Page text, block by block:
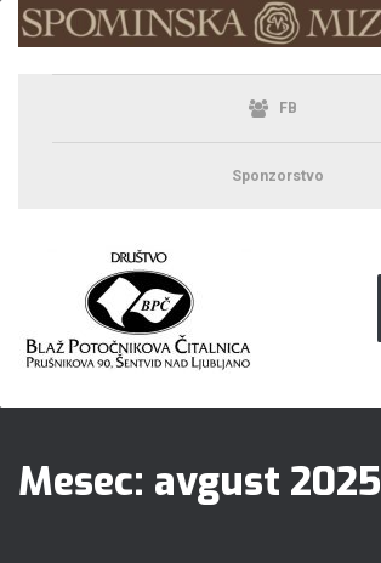
FB
Sponzorstvo
Mesec: avgust 2025